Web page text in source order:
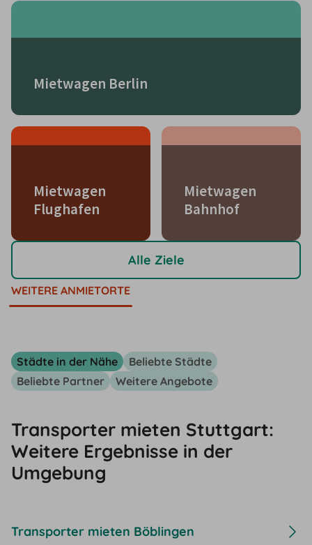
Mietwagen Berlin
Mietwagen
Flughafen
Mietwagen
Bahnhof
Alle Ziele
WEITERE ANMIETORTE
Städte in der Nähe
Beliebte Städte
Beliebte Partner
Weitere Angebote
Transporter mieten Stuttgart:
Weitere Ergebnisse in der
Umgebung
Transporter mieten Böblingen